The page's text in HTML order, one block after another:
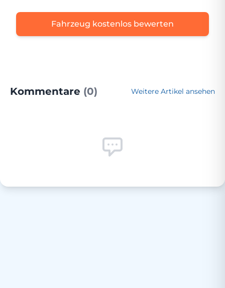
Fahrzeug kostenlos bewerten
Kommentare (0) Weitere Artikel ansehen